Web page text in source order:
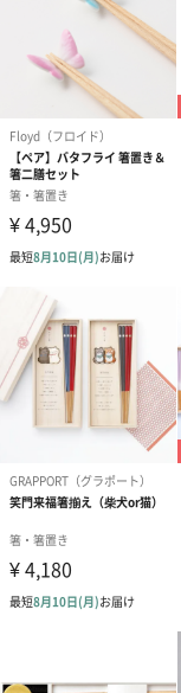
紙袋
お渡し用の紙袋です。
商品に合わせたサイ
あり（280円）
メッセージカード
誕生日や結婚祝い・
ードを同梱します。
メッセージカードや
す。